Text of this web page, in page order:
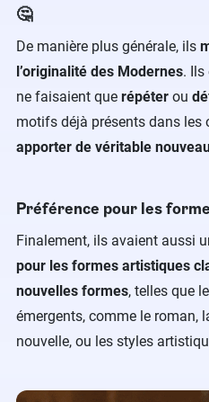
🤔
De manière plus générale, ils
l’originalité des Modernes. Ils
ne faisaient que répéter ou
motifs déjà présents dans les
apporter de véritable
Préférence pour les
Finalement, ils avaient aussi
pour les formes artistiques
nouvelles formes, telles que
émergents, comme le roman,
nouvelle, ou les styles